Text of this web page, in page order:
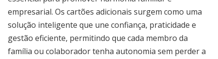
empresarial. Os cartões adicionais surgem como uma
solução inteligente que une confiança, praticidade e
gestão eficiente, permitindo que cada membro da
família ou colaborador tenha autonomia sem perder a